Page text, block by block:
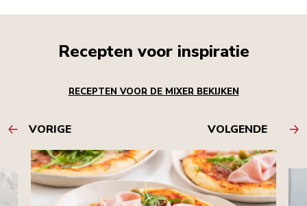
Recepten voor inspiratie
RECEPTEN VOOR DE MIXER BEKIJKEN
VORIGE VOLGENDE